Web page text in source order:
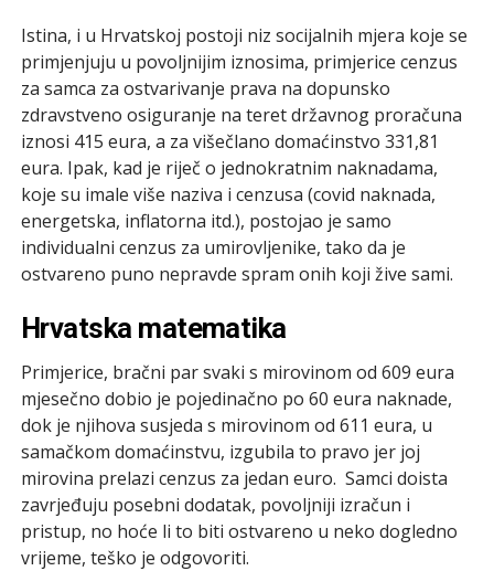
Istina, i u Hrvatskoj postoji niz socijalnih mjera koje se
primjenjuju u povoljnijim iznosima, primjerice cenzus
za samca za ostvarivanje prava na dopunsko
zdravstveno osiguranje na teret državnog proračuna
iznosi 415 eura, a za višečlano domaćinstvo 331,81
eura. Ipak, kad je riječ o jednokratnim naknadama,
koje su imale više naziva i cenzusa (covid naknada,
energetska, inflatorna itd.), postojao je samo
individualni cenzus za umirovljenike, tako da je
ostvareno puno nepravde spram onih koji žive sami.
Hrvatska matematika
Primjerice, bračni par svaki s mirovinom od 609 eura
mjesečno dobio je pojedinačno po 60 eura naknade,
dok je njihova susjeda s mirovinom od 611 eura, u
samačkom domaćinstvu, izgubila to pravo jer joj
mirovina prelazi cenzus za jedan euro. Samci doista
zavrjeđuju posebni dodatak, povoljniji izračun i
pristup, no hoće li to biti ostvareno u neko dogledno
vrijeme, teško je odgovoriti.